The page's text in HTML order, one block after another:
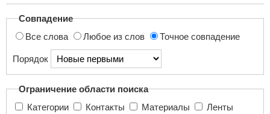
Совпадение
Все слова
Любое из слов Точное совпадение
Порядок
Ограничение области поиска
Категории
Контакты Материалы